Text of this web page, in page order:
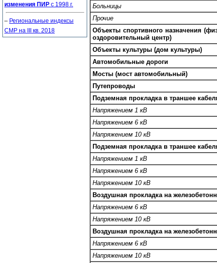
изменения ПИР с 1998 г.
– Региональные индексы
СМР на III кв. 2018
Больницы
Прочие
Объекты спортивного назначения
оздоровительный центр)
Объекты культуры (дом культуры)
Автомобильные дороги
Мосты (мост автомобильный)
Путепроводы
Подземная прокладка в траншее
Напряжением 1 кВ
Напряжением 6 кВ
Напряжением 10 кВ
Подземная прокладка в траншее
Напряжением 1 кВ
Напряжением 6 кВ
Напряжением 10 кВ
Воздушная прокладка на
Напряжением 6 кВ
Напряжением 10 кВ
Воздушная прокладка на
Напряжением 6 кВ
Напряжением 10 кВ